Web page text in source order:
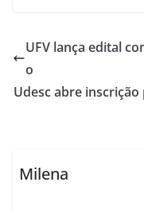
UFV lança edital
o
Udesc abre
Milena